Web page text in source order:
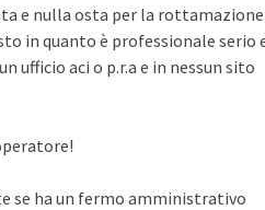
e nulla osta per la rottamazione
in quanto è professionale serio
ufficio aci o p.r.a e in nessun sito
se ha un fermo amministrativo